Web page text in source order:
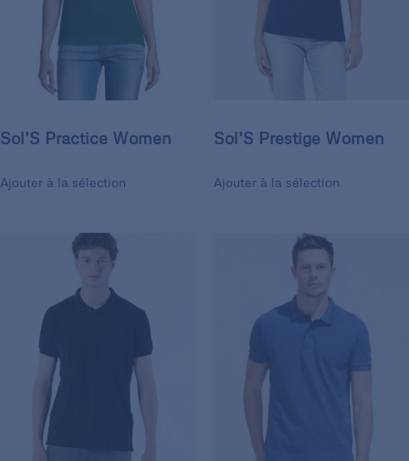
Sol’S Practice Women
Ajouter à la sélection
Sol’S Prestige Women
Ajouter à la sélection